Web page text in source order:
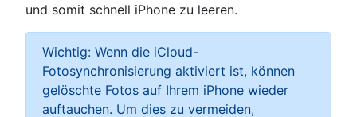
und somit schnell iPhone zu leeren.
Wichtig: Wenn die iCloud-
Fotosynchronisierung aktiviert ist, können
gelöschte Fotos auf Ihrem iPhone wieder
auftauchen. Um dies zu vermeiden,